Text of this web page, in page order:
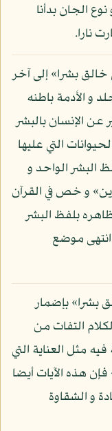
الجان بدأنا
نارا.
خالق بشرا» إلى آخر
و الأدمة باطنه
عن الإنسان بالبشر
التي عليها
البشر الواحد و
و خص في القرآن
بلفظ البشر
موضع
بشرا» بإضمار
التفات من
مثل العناية التي
هذه الآيات أيضا
و الشقاوة